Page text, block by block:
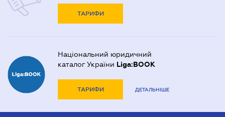
ТАРИФИ
Національний юридичний
каталог України Liga:BOOK
ТАРИФИ ДЕТАЛЬНІШЕ